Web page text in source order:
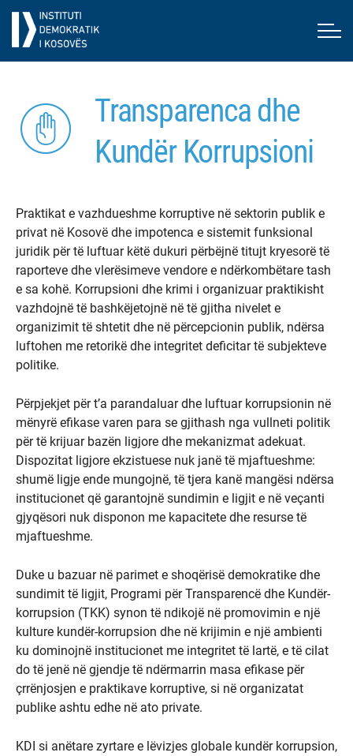
Transparenca dhe
Kundër Korrupsioni
Praktikat e vazhdueshme korruptive në sektorin publik e
privat në Kosovë dhe impotenca e sistemit funksional
juridik për të luftuar këtë dukuri përbëjnë titujt kryesorë të
raporteve dhe vlerësimeve vendore e ndërkombëtare tash
e sa kohë. Korrupsioni dhe krimi i organizuar praktikisht
vazhdojnë të bashkëjetojnë në të gjitha nivelet e
organizimit të shtetit dhe në përcepcionin publik, ndërsa
luftohen me retorikë dhe integritet deficitar të subjekteve
politike.
Përpjekjet për t’a parandaluar dhe luftuar korrupsionin në
mënyrë efikase varen para se gjithash nga vullneti politik
për të krijuar bazën ligjore dhe mekanizmat adekuat.
Dispozitat ligjore ekzistuese nuk janë të mjaftueshme:
shumë ligje ende mungojnë, të tjera kanë mangësi ndërsa
institucionet që garantojnë sundimin e ligjit e në veçanti
gjyqësori nuk disponon me kapacitete dhe resurse të
mjaftueshme.
Duke u bazuar në parimet e shoqërisë demokratike dhe
sundimit të ligjit, Programi për Transparencë dhe Kundër-
korrupsion (TKK) synon të ndikojë në promovimin e një
kulture kundër-korrupsion dhe në krijimin e një ambienti
ku dominojnë institucionet me integritet të lartë, e të cilat
do të jenë në gjendje të ndërmarrin masa efikase për
çrrënjosjen e praktikave korruptive, si në organizatat
publike ashtu edhe në ato private.
KDI si anëtare zyrtare e lëvizjes globale kundër korrupsion,